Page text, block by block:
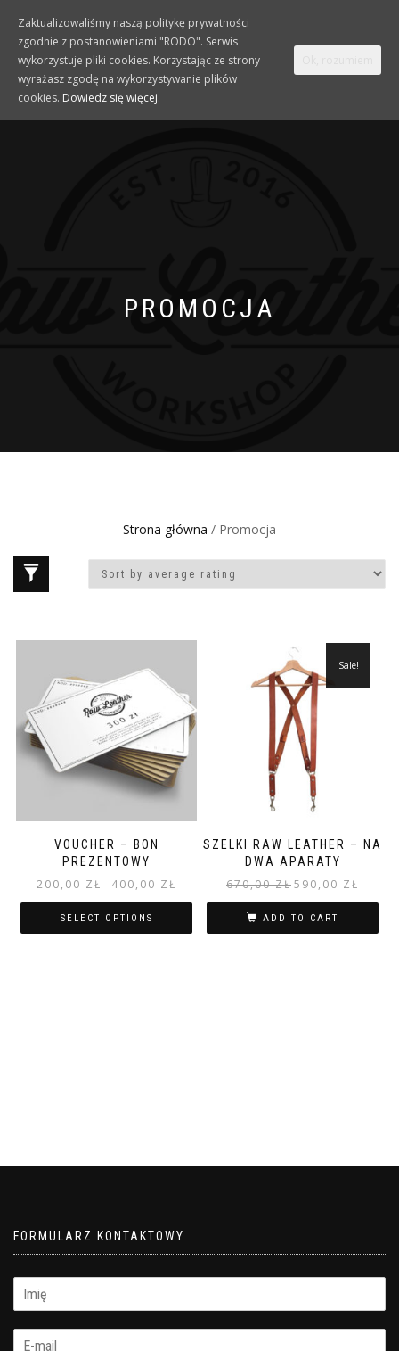
TOGGLE
PROMOCJA
Strona główna / Promocja
VOUCHER – BON
PREZENTOWY
200,00 ZŁ – 400,00 ZŁ
SELECT OPTIONS
SZELKI RAW LEATHER – NA
DWA APARATY
Sale!
670,00ZŁ590,00 ZŁ
ADD TO CART
FORMULARZ KONTAKTOWY
Zaktualizowaliśmy naszą politykę prywatności
zgodnie z postanowieniami "RODO". Serwis
wykorzystuje pliki cookies. Korzystając ze strony
wyrażasz zgodę na wykorzystywanie plików
cookies. Dowiedz się więcej.